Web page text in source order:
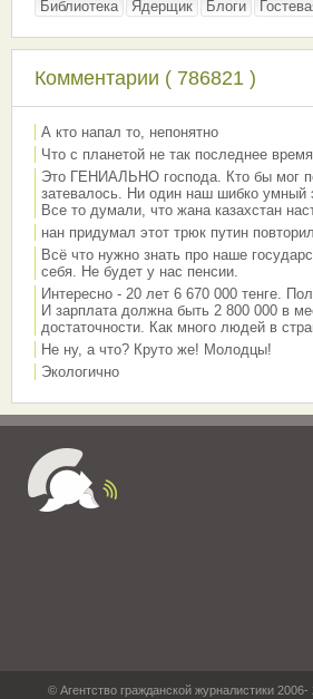
Библиотека
Ядерщик Блоги
Комментарии ( 786821 )
А кто напал то, непонятно
Что с планетой не так последнее
Это ГЕНИАЛЬНО господа. Кто бы мог
затевалось. Ни один наш шибко умный
Все то думали, что жана казахстан
нан придумал этот трюк путин
Всё что нужно знать про наше
себя. Не будет у нас пенсии.
Интересно - 20 лет 6 670 000 тенге.
И зарплата должна быть 2 800 000 в
достаточности. Как много людей в
Не ну, а что? Круто же! Молодцы!
Экологично
© Агентство гражданской журналистики